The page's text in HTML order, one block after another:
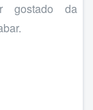
gostado da